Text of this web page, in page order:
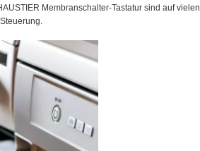
Membranschalter-Tastatur sind auf vielen